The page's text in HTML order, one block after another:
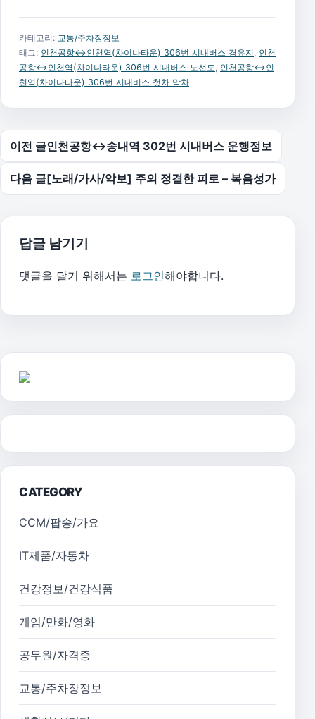
카테고리: 교통/주차장정보
태그: 인천공항↔인천역(차이나타운) 306번 시내버스 경유지, 인천
공항↔인천역(차이나타운) 306번 시내버스 노선도, 인천공항↔인
천역(차이나타운) 306번 시내버스 첫차 막차
글 탐색
이전 글인천공항↔송내역 302번 시내버스 운행정보
다음 글[노래/가사/악보] 주의 정결한 피로 – 복음성가
답글 남기기
댓글을 달기 위해서는 로그인해야합니다.
CATEGORY
CCM/팝송/가요
IT제품/자동차
건강정보/건강식품
게임/만화/영화
공무원/자격증
교통/주차장정보